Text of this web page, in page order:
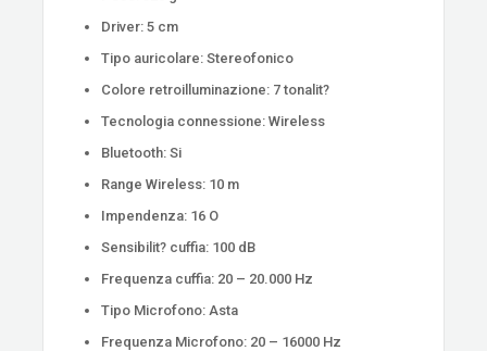
Driver: 5 cm
Tipo auricolare: Stereofonico
Colore retroilluminazione: 7 tonalit?
Tecnologia connessione: Wireless
Bluetooth: Si
Range Wireless: 10 m
Impendenza: 16 O
Sensibilit? cuffia: 100 dB
Frequenza cuffia: 20 – 20.000 Hz
Tipo Microfono: Asta
Frequenza Microfono: 20 – 16000 Hz